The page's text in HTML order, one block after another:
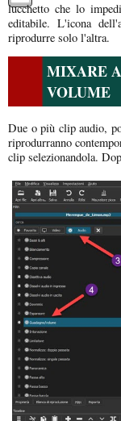
lucchetto che lo
editabile. L'icona
riprodurre solo l'altra.
MIXARE
VOLUME
Due o più clip audio,
riprodurranno
clip selezionandola.